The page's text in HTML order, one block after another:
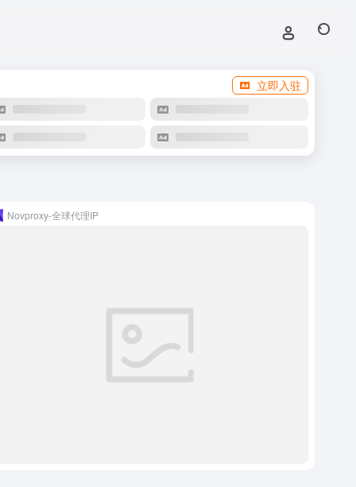
立即入驻
Novproxy-全球代理IP